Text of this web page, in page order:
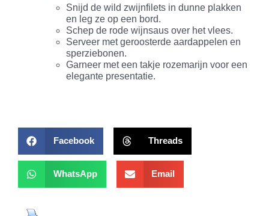
Snijd de wild zwijnfilets in dunne plakken
en leg ze op een bord.
Schep de rode wijnsaus over het vlees.
Serveer met geroosterde aardappelen en
sperziebonen.
Garneer met een takje rozemarijn voor een
elegante presentatie.
Facebook Threads
WhatsApp Email